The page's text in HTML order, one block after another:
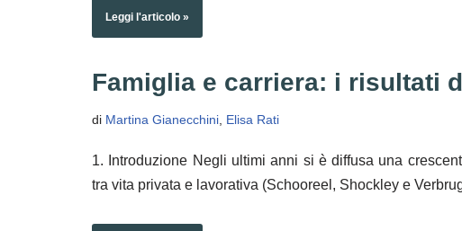
Leggi l'articolo »
Famiglia e carriera: i risultati
di Martina Gianecchini Elisa Rati
1. Introduzione Negli ultimi anni si è diffusa una
tra vita privata e lavorativa (Schooreel, Shockley e